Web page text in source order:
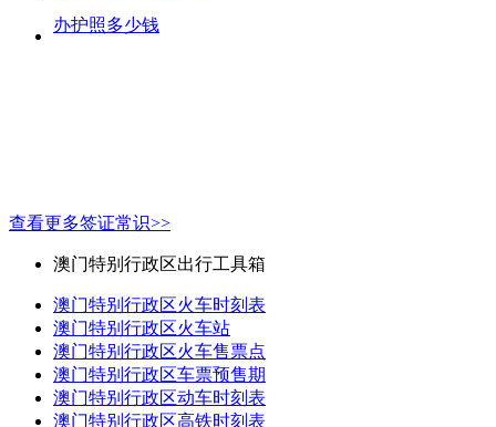
办护照多少钱
查看更多签证常识>>
澳门特别行政区出行工具箱
澳门特别行政区火车时刻表
澳门特别行政区火车站
澳门特别行政区火车售票点
澳门特别行政区车票预售期
澳门特别行政区动车时刻表
澳门特别行政区高铁时刻表